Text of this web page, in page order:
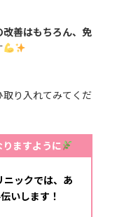
改善はもちろん、免
り入れてみてくだ
ますように
ニックでは、あ
いします！